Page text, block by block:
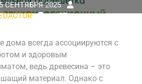
СЕНТЯБРЯ 2025
НЕТ
дома всегда ассоциируются с
и здоровым
ведь древесина – это
материал. Однако с